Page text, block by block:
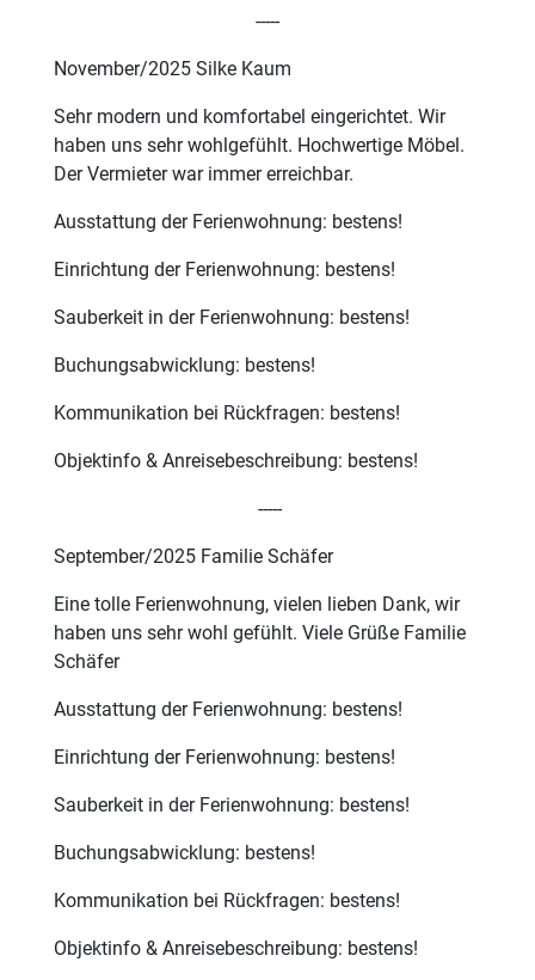
-----
November/2025 Silke Kaum
Sehr modern und komfortabel eingerichtet. Wir
haben uns sehr wohlgefühlt. Hochwertige Möbel.
Der Vermieter war immer erreichbar.
Ausstattung der Ferienwohnung: bestens!
Einrichtung der Ferienwohnung: bestens!
Sauberkeit in der Ferienwohnung: bestens!
Buchungsabwicklung: bestens!
Kommunikation bei Rückfragen: bestens!
Objektinfo & Anreisebeschreibung: bestens!
-----
September/2025 Familie Schäfer
Eine tolle Ferienwohnung, vielen lieben Dank, wir
haben uns sehr wohl gefühlt. Viele Grüße Familie
Schäfer
Ausstattung der Ferienwohnung: bestens!
Einrichtung der Ferienwohnung: bestens!
Sauberkeit in der Ferienwohnung: bestens!
Buchungsabwicklung: bestens!
Kommunikation bei Rückfragen: bestens!
Objektinfo & Anreisebeschreibung: bestens!